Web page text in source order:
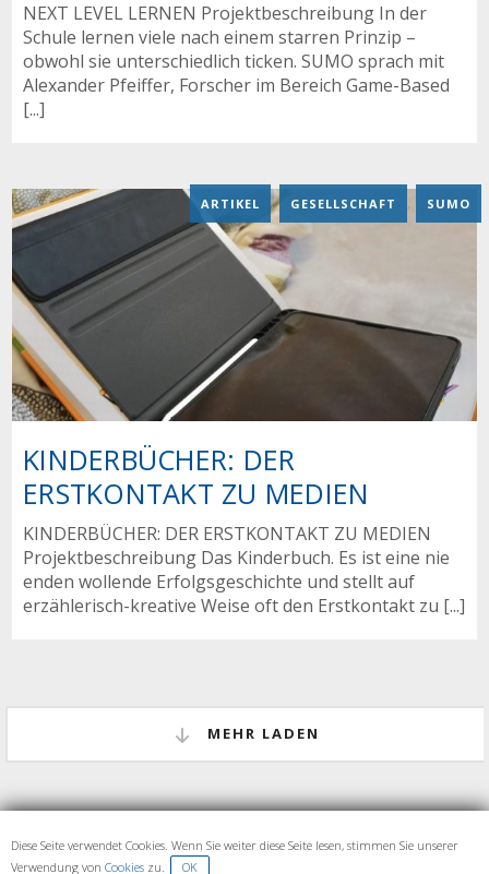
NEXT LEVEL LERNEN Projektbeschreibung In der
Schule lernen viele nach einem starren Prinzip –
obwohl sie unterschiedlich ticken. SUMO sprach mit
Alexander Pfeiffer, Forscher im Bereich Game-Based
[...]
KINDERBÜCHER: DER
ERSTKONTAKT ZU MEDIEN
ARTIKEL , GESELLSCHAFT , SUMO
KINDERBÜCHER: DER ERSTKONTAKT ZU MEDIEN
Projektbeschreibung Das Kinderbuch. Es ist eine nie
enden wollende Erfolgsgeschichte und stellt auf
erzählerisch-kreative Weise oft den Erstkontakt zu [...]
MEHR LADEN
IMPRESSUM UND DATENSCHUTZ
Diese Seite verwendet Cookies. Wenn Sie weiter diese Seite lesen, stimmen Sie unserer
Verwendung von Cookies zu. OK